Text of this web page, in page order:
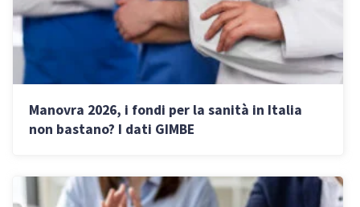
Manovra 2026, i fondi per la sanità in Italia
non bastano? I dati GIMBE